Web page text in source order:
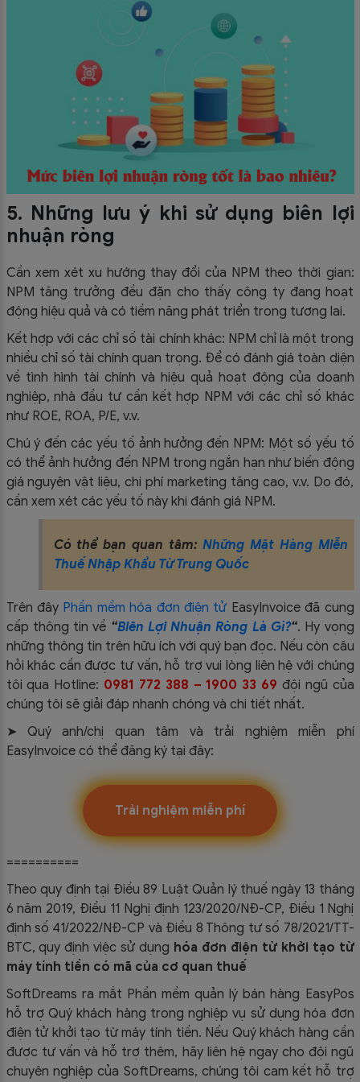
5. Những lưu ý khi sử dụng biên lợi
nhuận ròng
Cần xem xét xu hướng thay đổi của NPM theo thời gian:
NPM tăng trưởng đều đặn cho thấy công ty đang hoạt
động hiệu quả và có tiềm năng phát triển trong tương lai.
Kết hợp với các chỉ số tài chính khác: NPM chỉ là một trong
nhiều chỉ số tài chính quan trọng. Để có đánh giá toàn diện
về tình hình tài chính và hiệu quả hoạt động của doanh
nghiệp, nhà đầu tư cần kết hợp NPM với các chỉ số khác
như ROE, ROA, P/E, v.v.
Chú ý đến các yếu tố ảnh hưởng đến NPM: Một số yếu tố
có thể ảnh hưởng đến NPM trong ngắn hạn như biến động
giá nguyên vật liệu, chi phí marketing tăng cao, v.v. Do đó,
cần xem xét các yếu tố này khi đánh giá NPM.
Có thể bạn quan tâm:Những Mặt Hàng Miễn
Thuế Nhập Khẩu Từ Trung Quốc
Trên đây Phần mềm hóa đơn điện tử EasyInvoice đã cung
cấp thông tin về “Biên Lợi Nhuận Ròng Là Gì?“. Hy vọng
những thông tin trên hữu ích với quý bạn đọc. Nếu còn câu
hỏi khác cần được tư vấn, hỗ trợ vui lòng liên hệ với chúng
tôi qua Hotline: 0981 772 388 –1900 33 69 đội ngũ của
chúng tôi sẽ giải đáp nhanh chóng và chi tiết nhất.
➤ Quý anh/chị quan tâm và trải nghiệm miễn phí
EasyInvoice có thể đăng ký tại đây:
Trải nghiệm miễn phí
==========
Theo quy định tại Điều 89 Luật Quản lý thuế ngày 13 tháng
6 năm 2019, Điều 11 Nghị định 123/2020/NĐ-CP, Điều 1 Nghị
định số 41/2022/NĐ-CP và Điều 8 Thông tư số 78/2021/TT-
BTC, quy định việc sử dụng hóa đơn điện tử khởi tạo từ
máy tính tiền có mã của cơ quan thuế
SoftDreams ra mắt Phần mềm quản lý bán hàng EasyPos
hỗ trợ Quý khách hàng trong nghiệp vụ sử dụnghóa đơn
điện tử khởi tạo từ máy tính tiền. Nếu Quý khách hàng cần
được tư vấn và hỗ trợ thêm, hãy liên hệ ngay cho đội ngũ
chuyên nghiệp của SoftDreams, chúng tôi cam kết hỗ trợ